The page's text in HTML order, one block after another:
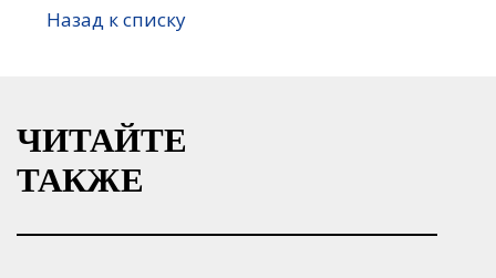
Назад к списку
ЧИТАЙТЕ
ТАКЖЕ